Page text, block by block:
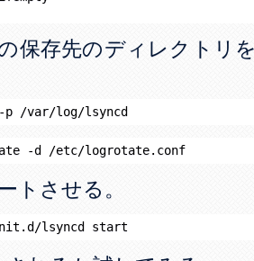
保存先のディレクトリ
-p /var/log/lsyncd
-d /etc/logrotate.conf
トさせる。
.d /lsyncd start